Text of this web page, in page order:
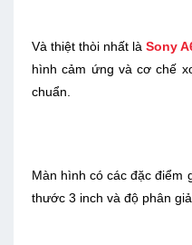
Và thiệt thòi nhất là Sony
hình cảm ứng và cơ chế
chuẩn.
Màn hình có các đặc điểm
thước 3 inch và độ phân